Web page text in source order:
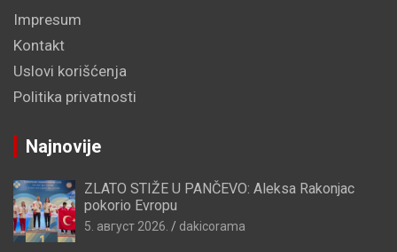
Impresum
Kontakt
Uslovi korišćenja
Politika privatnosti
Najnovije
ZLATO STIŽE U PANČEVO: Aleksa Rakonjac
pokorio Evropu
5. август 2026. dakicorama